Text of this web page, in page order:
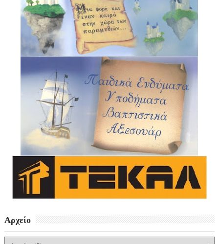
Αρχείο